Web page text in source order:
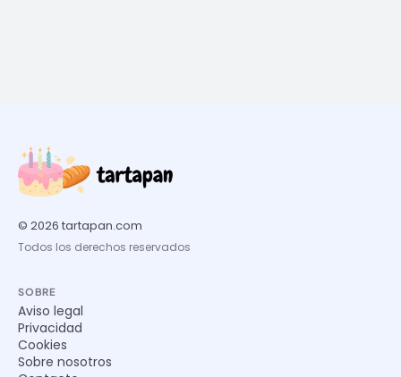
© 2026 tartapan.com
Todos los derechos reservados
SOBRE
Aviso legal
Privacidad
Cookies
Sobre nosotros